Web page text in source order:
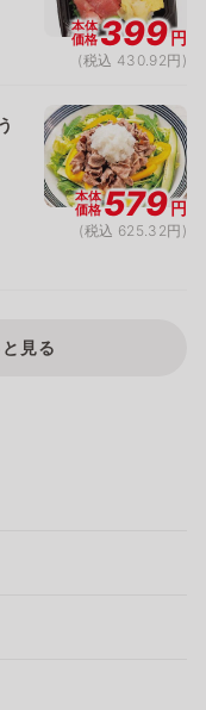
本体
価格399円
(税込 430.92円)
本体
価格579円
(税込 625.32円)
見る